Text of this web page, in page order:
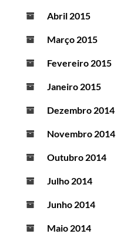
Abril 2015
Março 2015
Fevereiro 2015
Janeiro 2015
Dezembro 2014
Novembro 2014
Outubro 2014
Julho 2014
Junho 2014
Maio 2014